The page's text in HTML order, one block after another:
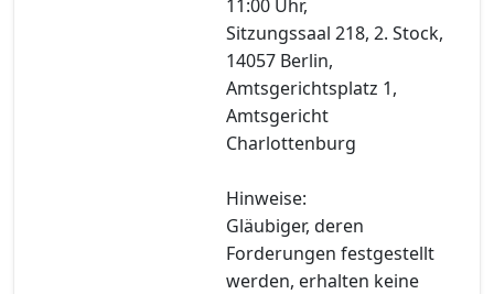
11:00 Uhr,
Sitzungssaal 218, 2. Stock,
14057 Berlin,
Amtsgerichtsplatz 1,
Amtsgericht
Charlottenburg
Hinweise:
Gläubiger, deren
Forderungen festgestellt
werden, erhalten keine